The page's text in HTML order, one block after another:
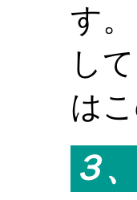
す
し
は
３